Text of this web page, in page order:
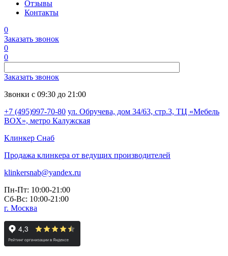
Отзывы
Контакты
0
Заказать звонок
0
0
Заказать звонок
Звонки с 09:30 до 21:00
+7 (495)997-70-80 ул. Обручева, дом 34/63, стр.3, ТЦ «Мебель
BOX», метро Калужская
Клинкер Снаб
Продажа клинкера от ведущих производителей
klinkersnab@yandex.ru
Пн-Пт: 10:00-21:00
Сб-Вс: 10:00-21:00
г. Москва